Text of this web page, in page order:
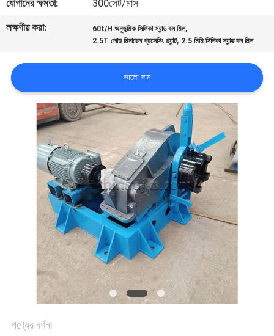
খবর
মামলা
গোপনীয়তা
যোগানের ক্ষমতা:
300সেট/মাস
লক্ষণীয় করা:
60t/H অনুভূমিক সিলিকা স্যান্ড বল মিল,
2.5T লোড মিনারেল প্রসেসিং প্ল্যান্ট, 2.5 মিমি সিলিকা স্যান্ড বল মিল
ভালো দাম
পণ্যের বর্ণনা